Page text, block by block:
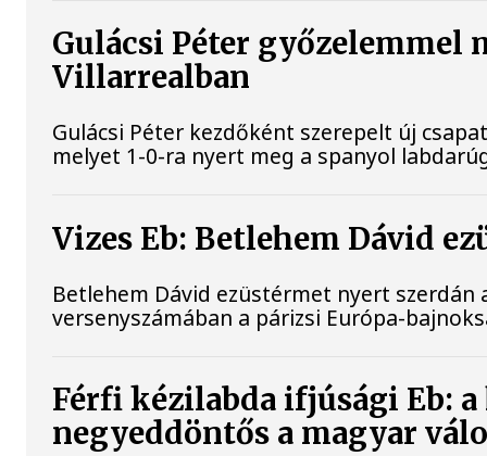
Gulácsi Péter győzelemmel
Villarrealban
Gulácsi Péter kezdőként szerepelt új
melyet 1-0-ra nyert meg a spanyol
Vizes Eb: Betlehem Dávid
Betlehem Dávid ezüstérmet nyert
versenyszámában a párizsi Európa-
Férfi kézilabda ifjúsági Eb:
negyeddöntős a magyar